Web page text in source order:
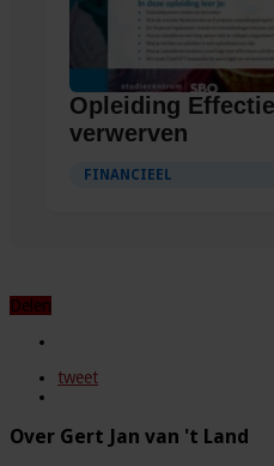
Opleiding
verwerven
FINANCIEEL
Delen
tweet
Over Gert Jan van 't Land